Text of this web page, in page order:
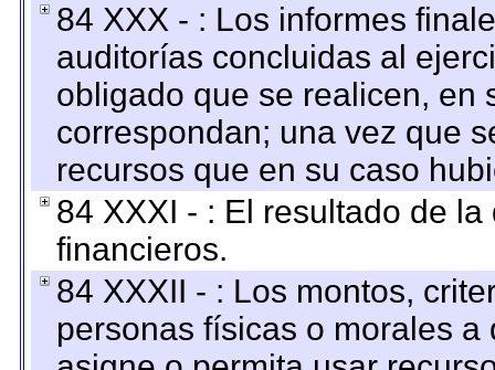
84 XXX - : Los informes
auditorías concluidas al
obligado que se realicen, en
correspondan; una vez que
recursos que en su caso
84 XXXI - : El resultado de
financieros.
84 XXXII - : Los montos,
personas físicas o morales